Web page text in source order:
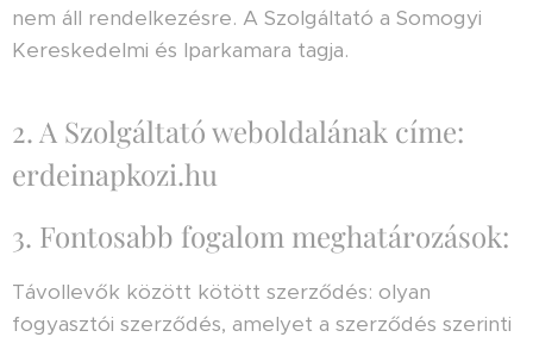
nem áll rendelkezésre. A Szolgáltató a Somogyi
Kereskedelmi és Iparkamara tagja.
2. A Szolgáltató weboldalának címe:
erdeinapkozi.hu
3. Fontosabb fogalom meghatározások:
Távollevők között kötött szerződés: olyan
fogyasztói szerződés, amelyet a szerződés szerinti